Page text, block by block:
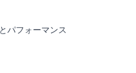
パフォーマンス